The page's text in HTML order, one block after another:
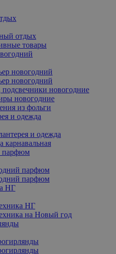
отдых
товары
новогодний
новогодний
новогодние
новогодние
из фольги
и одежда
и одежда
карнавальная
парфюм
парфюм
парфюм
НГ
НГ
на Новый год